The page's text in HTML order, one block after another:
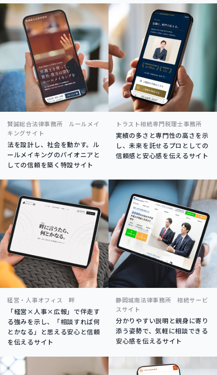
賢誠総合法律事務所 ルールメイ
キングサイト
法を設計し、社会を動かす。ル
ールメイキングのパイオニアと
しての信頼を築く特設サイト
トラスト相続専門税理士事務所
実績の多さと専門性の高さを示
し、未来を託せるプロとしての
信頼感と安心感を伝えるサイト
経営・人事オフィス 畔
「経営×人事×広報」で伴走す
る強みを示し、「相談すれば何
とかなる」と思える安心と信頼
を伝えるサイト
静岡城南法律事務所 相続サービ
スサイト
分かりやすい説明と親身に寄り
添う姿勢で、気軽に相談できる
安心感を伝えるサイト